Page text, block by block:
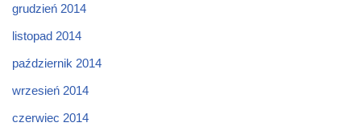
grudzień 2014
listopad 2014
październik 2014
wrzesień 2014
czerwiec 2014